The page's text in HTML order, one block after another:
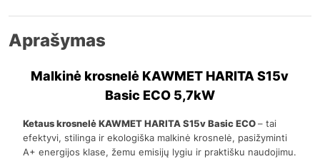
Aprašymas
Malkinė krosnelė KAWMET HARITA S15v
Basic ECO 5,7kW
Ketaus krosnelė KAWMET HARITA S15v Basic ECO– tai
efektyvi, stilinga ir ekologiška malkinė krosnelė, pasižyminti
A+ energijos klase, žemu emisijų lygiu ir praktišku naudojimu.